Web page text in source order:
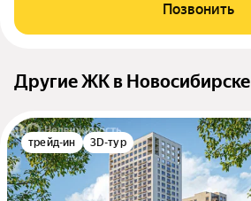
Позвонить
Другие ЖК в Новосибирске
трейд-ин 3D-тур